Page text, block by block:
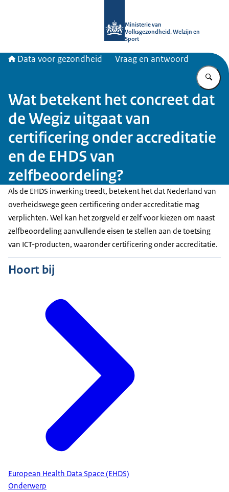
Ministerie van
Volksgezondheid, Welzijn en
Sport
Data voor gezondheid Vraag en antwoord
Wat betekent het concreet dat
de Wegiz uitgaat van
certificering onder accreditatie
en de EHDS van
zelfbeoordeling?
Als de EHDS inwerking treedt, betekent het dat Nederland van
overheidswege geen certificering onder accreditatie mag
verplichten. Wel kan het zorgveld er zelf voor kiezen om naast
zelfbeoordeling aanvullende eisen te stellen aan de toetsing
van ICT-producten, waaronder certificering onder accreditatie.
Hoort bij
European Health Data Space (EHDS)
Onderwerp